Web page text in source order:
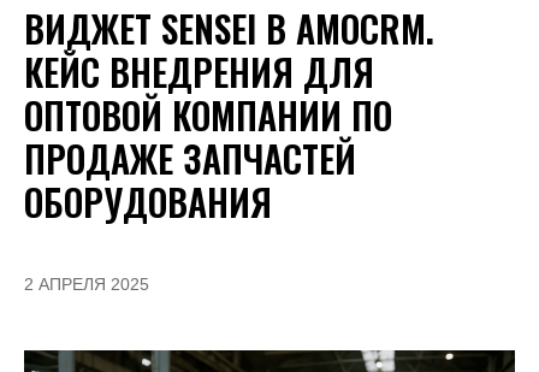
ВИДЖЕТ SENSEI В AMOCRM.
КЕЙС ВНЕДРЕНИЯ ДЛЯ
ОПТОВОЙ КОМПАНИИ ПО
ПРОДАЖЕ ЗАПЧАСТЕЙ
ОБОРУДОВАНИЯ
2 АПРЕЛЯ 2025